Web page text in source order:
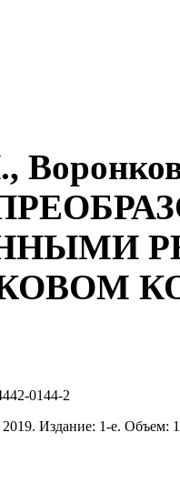
0144-2
2019. Издание: 1-е. Объем: